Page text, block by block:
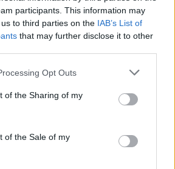
participants. This information may
to third parties on the IAB’s List of
that may further disclose it to other
website/app uses one or more Google
or usage behaviour. You may click to
to Google and its third-party tags to
specified purposes in below Google
Opt Outs
of the Sharing of my
of the Sale of my